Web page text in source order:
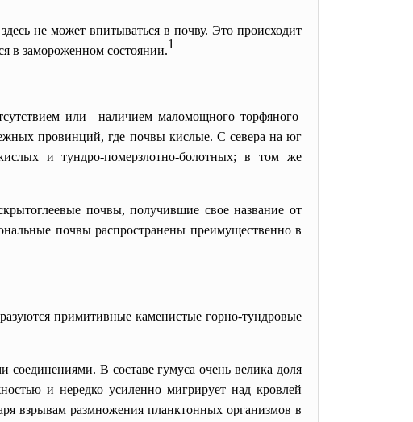
не может впитываться в почву. Это происходит
в замороженном состоянии.1
или наличием маломощноготорфяного
провинций, где почвы кислые. С севера на юг
и тундро-померзлотно-болотных; в том же
почвы, получившие свое название от
почвы распространены преимущественно в
примитивные каменистые горно-тундровые
В составе гумуса очень велика доля
и нередко усиленно мигрирует над кровлей
взрывам размножения планктонных организмов в